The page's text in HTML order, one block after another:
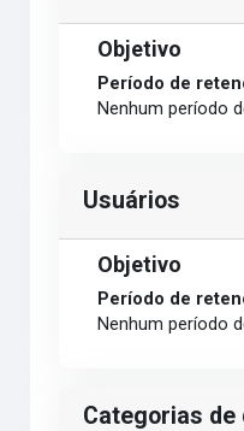
Objetivo
Período de
Nenhum período
Usuários
Objetivo
Período de
Nenhum período
Categorias de